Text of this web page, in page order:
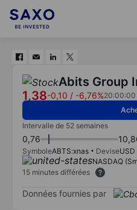
Abits Group
1,38-0,10 / -6,76%20:00:00
Intervalle de 52 semaines
0,76
SymboleABTS:xnas DeviseUSD
NASDAQ
15 minutes différées
Données fournies par